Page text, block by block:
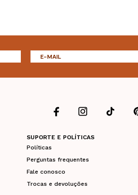
SUPORTE E POLÍTICAS
Políticas
Perguntas frequentes
Fale conosco
Trocas e devoluções